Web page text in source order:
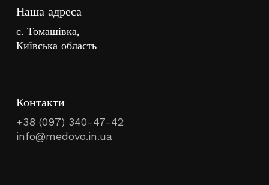
Наша адреса
с. Томашівка,
Київська область
Контакти
+38 (097) 340-47-42
info@medovo.in.ua